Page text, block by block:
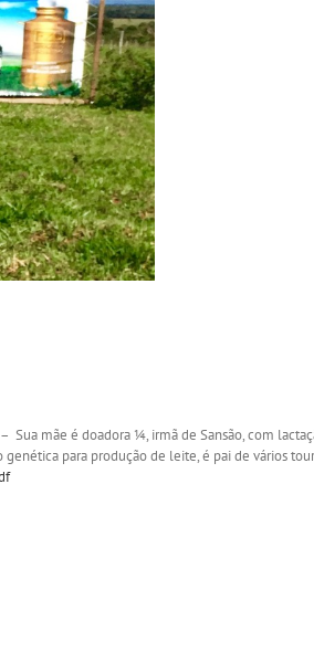
Sua mãe é doadora ¼, irmã de Sansão, com
para produção de leite, é pai de vários